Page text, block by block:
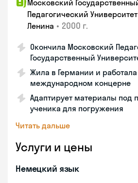
Московский
Педагогический
Ленина • 2000 г.
Окончила Московский
Государственный
Жила в Германии и работала
международном концерне
Адаптирует материалы под
ученика для погружения
Читать дальше
Услуги и цены
Немецкий язык